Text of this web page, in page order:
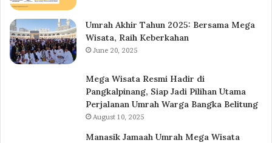
Umrah Akhir Tahun 2025: Bersama Mega
Wisata, Raih Keberkahan
June 20, 2025
Mega Wisata Resmi Hadir di
Pangkalpinang, Siap Jadi Pilihan Utama
Perjalanan Umrah Warga Bangka Belitung
August 10, 2025
Manasik Jamaah Umrah Mega Wisata